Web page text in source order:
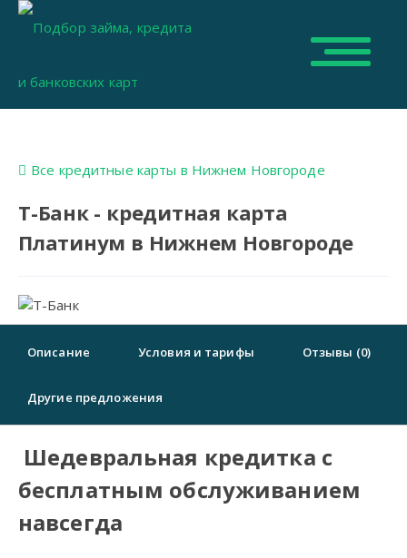
Все кредитные карты в Нижнем Новгороде
Т-Банк - кредитная карта
Платинум в Нижнем Новгороде
Описание Условия и тарифы Отзывы (0)
Другие предложения
Шедевральная кредитка с
бесплатным обслуживанием
навсегда